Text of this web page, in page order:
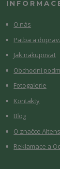
O nás
Patba a
Jak nakupovat
Obchodní
Fotogalerie
Kontakty
Blog
O značce
Reklamace a